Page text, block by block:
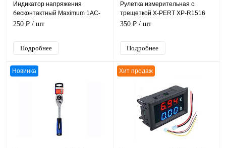
Индикатор напряжения
бесконтактный Maximum 1AC-
D, диапазон 200-1000В, на 2-х
250 ₽ / шт
Подробнее
Рулетка измерительная с
трещеткой X-PERT XP-R1516
5m x 19 mm
350 ₽ / шт
Подробнее
Новинка Хит продаж